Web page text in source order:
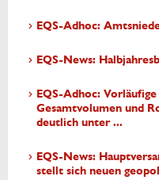
EQS-Adhoc:
EQS-News:
EQS-Adhoc:
Gesamtvolumen und
deutlich unter ...
EQS-News:
stellt sich neuen